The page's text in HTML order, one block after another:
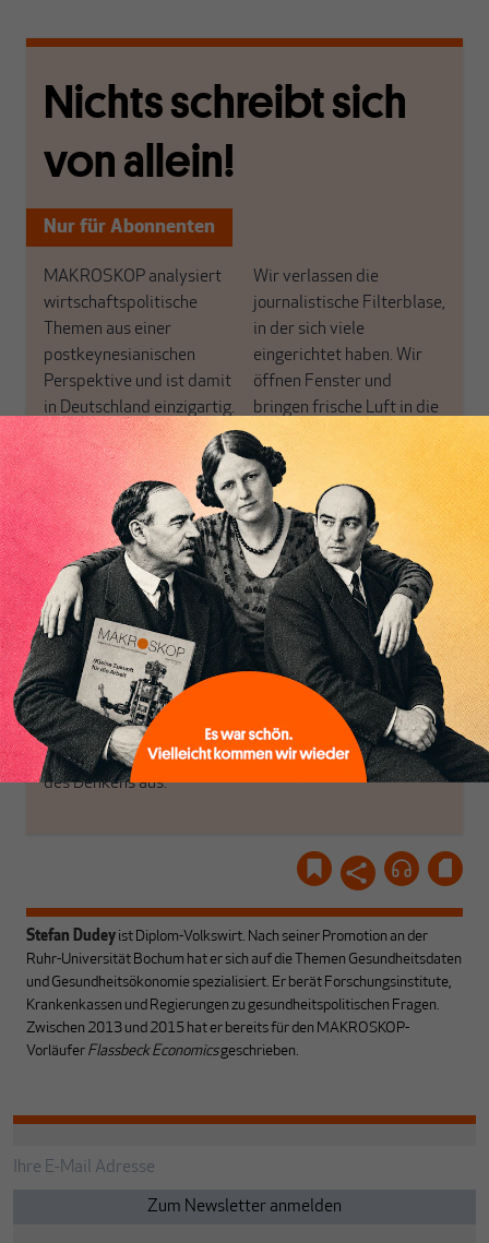
Nichts schreibt sich
von allein!
Nur für Abonnenten
MAKROSKOP analysiert
wirtschaftspolitische
Themen aus einer
postkeynesianischen
Perspektive und ist damit
in Deutschland einzigartig.
MAKROSKOP steht für
das große Ganze. Wir
haben einen Blick auf
Geld, Wirtschaft und
Politik, den Sie so
woanders nicht finden.
Dabei leben wir von
unseren Autoren, ihren
Recherchen, ihrem Wissen
und ihrem Enthusiasmus.
Gemeinsam scheren wir
aus den schmaler
werdenden Leitplanken
des Denkens aus.
Wir verlassen die
journalistische Filterblase,
in der sich viele
eingerichtet haben. Wir
öffnen Fenster und
bringen frische Luft in die
engen und verstaubten
Debattenräume.
Brauchen Sie auch frische
Luft? Dann folgen Sie
einfach dem Button.
ABONNIEREN SIE
MAKROSKOP
Schon Abonnent? Dann
hiereinloggen!
Stefan Dudey ist Diplom-Volkswirt. Nach seiner Promotion an der
Ruhr-Universität Bochum hat er sich auf die Themen Gesundheitsdaten
und Gesundheitsökonomie spezialisiert. Er berät Forschungsinstitute,
Krankenkassen und Regierungen zu gesundheitspolitischen Fragen.
Zwischen 2013 und 2015 hat er bereits für den MAKROSKOP-
Vorläufer Flassbeck Economicsgeschrieben.